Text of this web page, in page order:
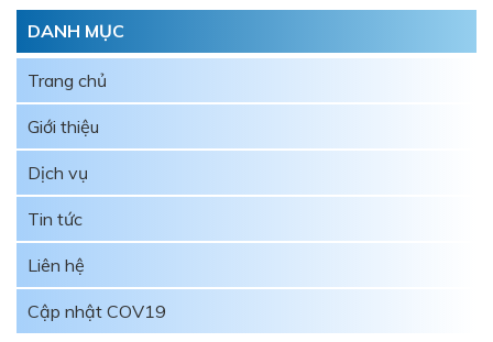
DANH MỤC
Trang chủ
Giới thiệu
Dịch vụ
Tin tức
Liên hệ
Cập nhật COV19